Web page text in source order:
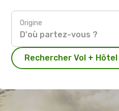
Origine
Rechercher Vol + Hôtel